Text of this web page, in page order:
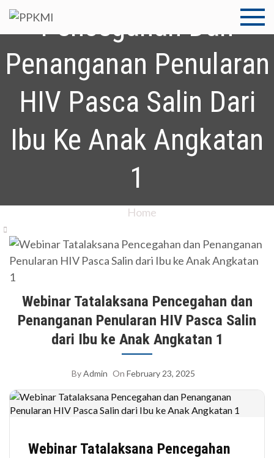
Skip
PPKMI
Pusat Pengembangan
Indonesia
Pencegahan Dan
Penanganan Penularan
HIV Pasca Salin Dari
Ibu Ke Anak Angkatan
1
Home
Penularan HIV Pasca Salin Dari Ibu Ke Anak Angkatan
1
Webinar Tatalaksana Pencegahan dan
Penanganan Penularan HIV Pasca Salin
dari Ibu ke Anak Angkatan 1
ByAdmin On February 23, 2025
Webinar Tatalaksana Pencegahan